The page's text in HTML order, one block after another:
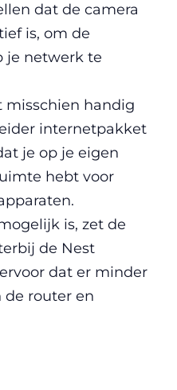
dat de camera
is, om de
je netwerk te
misschien handig
internetpakket
je op je eigen
hebt voor
is, zet de
de Nest
dat er minder
de router en